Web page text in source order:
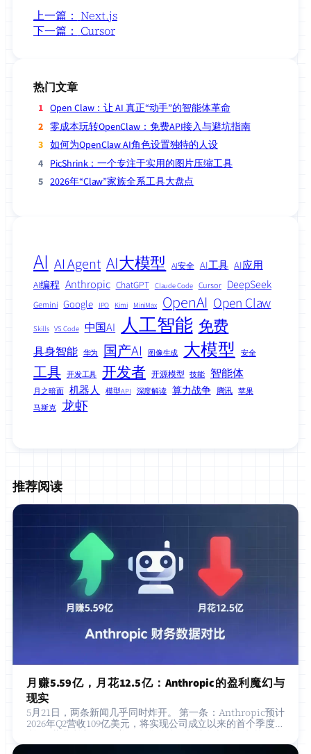
上一篇： Next.js
下一篇： Cursor
热门文章
Open Claw：让 AI 真正“动手”的智能体革命
零成本玩转OpenClaw：免费API接入与避坑指南
如何为OpenClaw AI角色设置独特的人设
PicShrink：一个专注于实用的图片压缩工具
2026年“Claw”家族全系工具大盘点
AI AI Agent AI大模型 AI安全 AI工具 AI应用
AI编程 Anthropic ChatGPT Claude Code Cursor DeepSeek
Gemini Google IPO Kimi MiniMax OpenAI Open Claw
Skills VS Code 中国AI 人工智能 免费
具身智能 华为 国产AI 图像生成 大模型 安全
工具 开发工具 开发者 开源模型 技能 智能体
月之暗面 机器人 模型API 深度解读 算力战争 腾讯 苹果
马斯克 龙虾
推荐阅读
月赚5.59亿，月花12.5亿：Anthropic的盈利魔幻与
现实
5月21日，两条新闻几乎同时炸开。 第一条：Anthropic预计
2026年Q2营收109亿美元，将实现公司成立以来的首个季度盈
利——营业利润5.59亿美元。华尔街日报头版报道，投资人集
体沸腾，Ant…